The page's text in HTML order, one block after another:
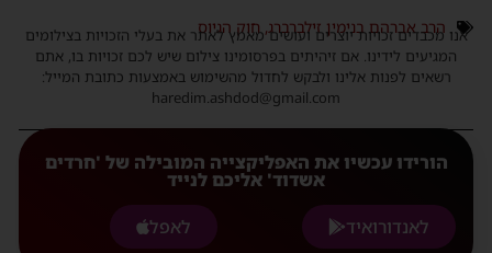
הרב אברהם בנימין זילברברג,חוק הגיוס
אנו מכבדים זכויות יוצרים ועושים מאמץ לאתר את בעלי הזכויות בצילומים
המגיעים לידינו. אם זיהיתים בפרסומינו צילום שיש לכם זכויות בו, אתם
רשאים לפנות אלינו ולבקש לחדול מהשימוש באמצעות כתובת המייל:
haredim.ashdod@gmail.com
הורידו עכשיו את האפליקצייה המובילה של 'חרדים
אשדוד' אליכם לנייד
לאנדורואיד
לאפל